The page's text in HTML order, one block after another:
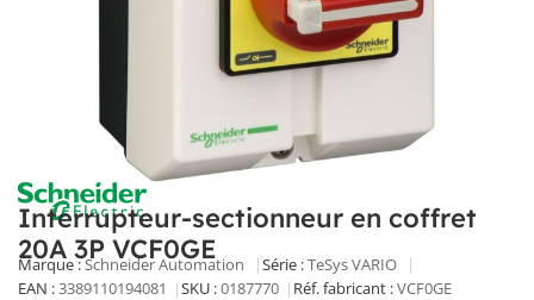
Interrupteur-sectionneur en coffret
20A 3P VCF0GE
Marque :Schneider Automation Série :TeSys VARIO
EAN :3389110194081 SKU :0187770 Réf. fabricant :VCF0GE